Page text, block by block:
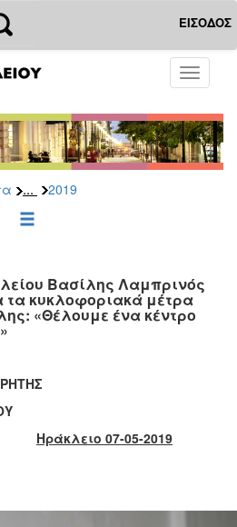
ΕΙΣΟΔΟΣ
Toggle
... 2019
Βασίλης Λαμπρινός
τα κυκλοφοριακά μέτρα
«Θέλουμε ένα κέντρο
Ηράκλειο 07-05-2019